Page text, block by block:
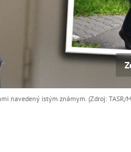
navedený istým známym. (Zdroj: TASR/